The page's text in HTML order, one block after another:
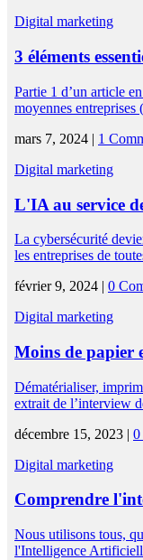
Digital marketing
3 éléments
Partie 1 d’un article
moyennes
mars 7, 2024 | 1
Digital marketing
L'IA au service
La cybersécurité
les entreprises de
février 9, 2024 | 0
Digital marketing
Moins de papier
Dématérialiser,
extrait de l’interview
décembre 15, 2023 | 0
Digital marketing
Comprendre
Nous utilisons tous,
l'Intelligence